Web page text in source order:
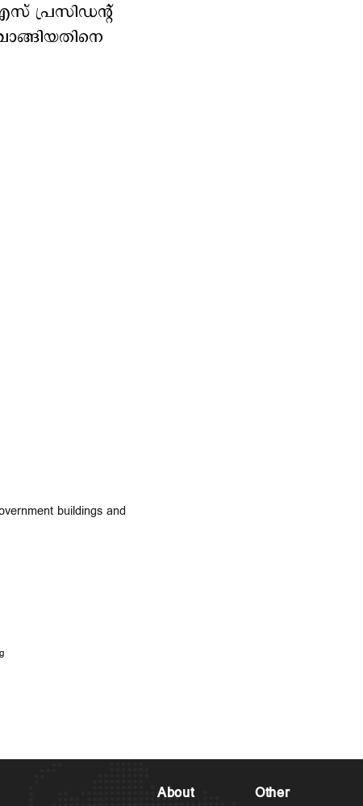
പ്രസിഡന്റ്
buildings and
About Other